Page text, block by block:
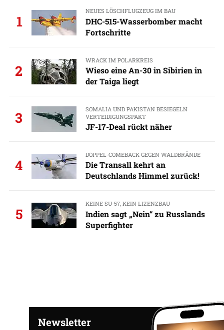
1
NEUES LÖSCHFLUGZEUG IM BAU
DHC-515-Wasserbomber macht
Fortschritte
2
WRACK IM POLARKREIS
Wieso eine An-30 in Sibirien in
der Taiga liegt
3
SOMALIA UND PAKISTAN BESIEGELN
VERTEIDIGUNGSPAKT
JF-17-Deal rückt näher
4
DOPPEL-COMEBACK GEGEN WALDBRÄNDE
Die Transall kehrt an
Deutschlands Himmel zurück!
5
KEINE SU-57, KEIN LIZENZBAU
Indien sagt „Nein“ zu Russlands
Superfighter
Newsletter